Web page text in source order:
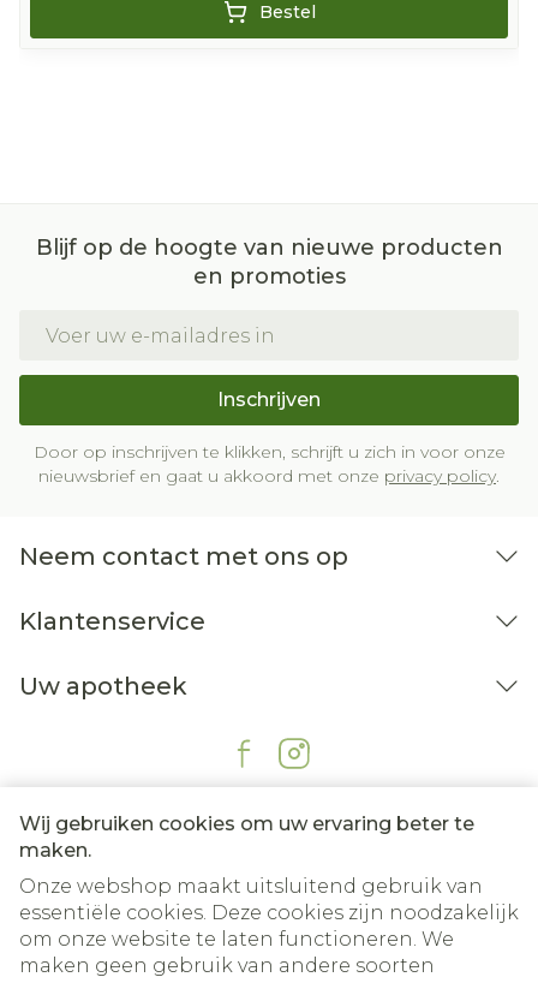
Wij gebruiken cookies om uw ervaring beter te
maken.
Onze webshop maakt uitsluitend gebruik van
essentiële cookies. Deze cookies zijn noodzakelijk
om onze website te laten functioneren. We
maken geen gebruik van andere soorten
Bestel
Blijf op de hoogte van nieuwe producten
en promoties
Inschrijven
Door op inschrijven te klikken, schrijft u zich in voor onze
nieuwsbrief en gaat u akkoord met onze privacy policy.
Neem contact met ons op
Klantenservice
Uw apotheek
Juridische links